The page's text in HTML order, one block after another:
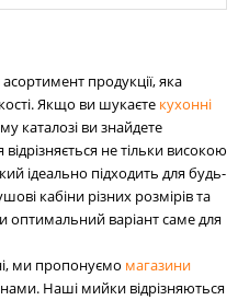
продукції, яка
Якщо ви шукаєте кухонні
каталозі ви знайдете
не тільки високою
ідеально підходить для будь-
кабіни різних розмірів та
оптимальний варіант саме для
ми пропонуємо магазини
Наші мийки відрізняються